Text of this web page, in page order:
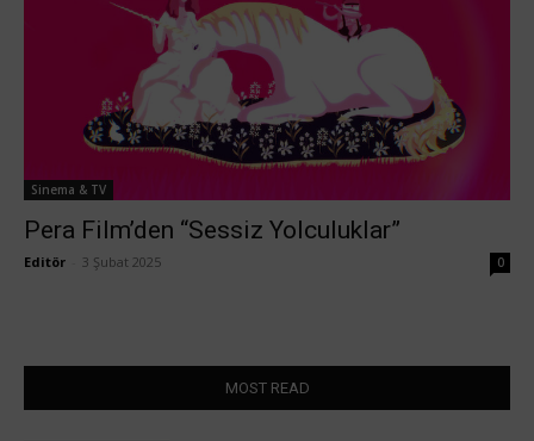
Sinema & TV
Pera Film’den “Sessiz Yolculuklar”
Editör 3 Şubat 2025 0
MOST READ